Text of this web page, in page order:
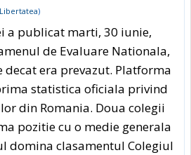
Libertatea)
a publicat marti, 30 iunie,
de Evaluare Nationala,
decat era prevazut. Platforma
statistica oficiala privind
din Romania. Doua colegii
pozitie cu o medie generala
domina clasamentul Colegiul